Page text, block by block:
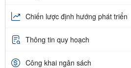
Chiến lược định hướng phát triển
Thông tin quy hoạch
Công khai ngân sách